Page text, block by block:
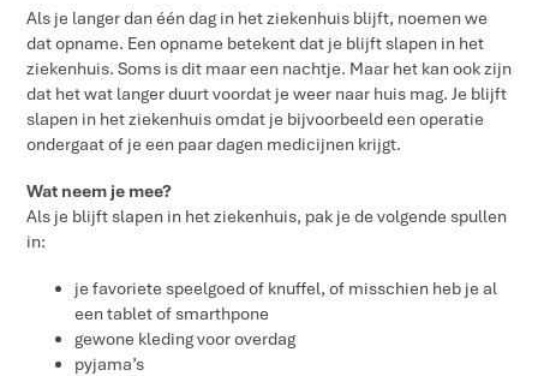
Als je langer dan één dag in het ziekenhuis blijft, noemen we
dat opname. Een opname betekent dat je blijft slapen in het
ziekenhuis. Soms is dit maar een nachtje. Maar het kan ook zijn
dat het wat langer duurt voordat je weer naar huis mag. Je blijft
slapen in het ziekenhuis omdat je bijvoorbeeld een operatie
ondergaat of je een paar dagen medicijnen krijgt.
Wat neem je mee?
Als je blijft slapen in het ziekenhuis, pak je de volgende spullen
in:
je favoriete speelgoed of knuffel, of misschien heb je al
een tablet of smarthpone
gewone kleding voor overdag
pyjama’s